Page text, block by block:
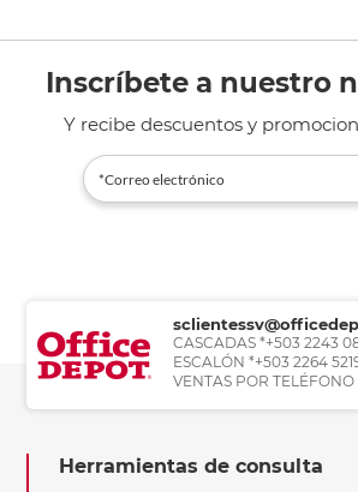
Inscríbete a nuestro
Y recibe descuentos y
CASCADAS *+503 2243
ESCALÓN *+503 2264
VENTAS POR TELÉFONO
Herramientas de consulta